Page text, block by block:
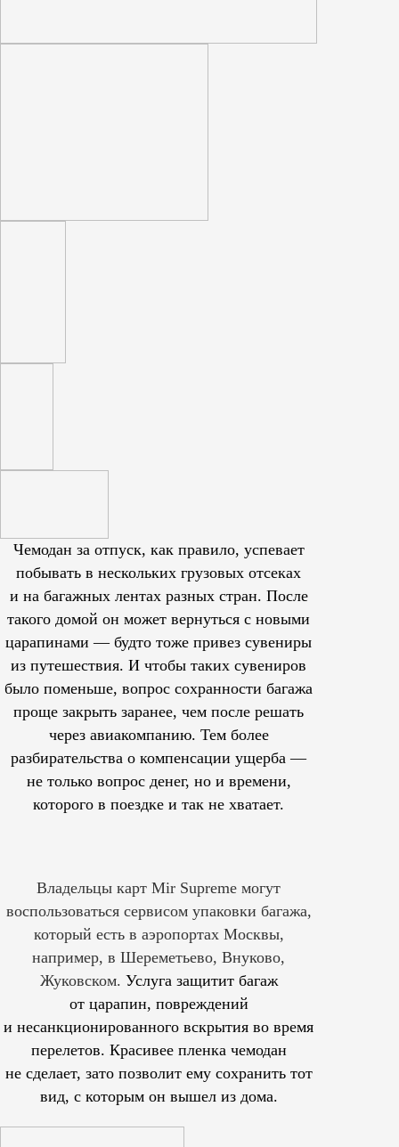
Чемодан за отпуск, как правило, успевает
побывать в нескольких грузовых отсеках
и на багажных лентах разных стран. После
такого домой он может вернуться с новыми
царапинами — будто тоже привез сувениры
из путешествия. И чтобы таких сувениров
было поменьше, вопрос сохранности багажа
проще закрыть заранее, чем после решать
через авиакомпанию. Тем более
разбирательства о компенсации ущерба —
не только вопрос денег, но и времени,
которого в поездке и так не хватает.
Владельцы карт Mir Supreme могут
воспользоваться сервисом упаковки багажа,
который есть в аэропортах Москвы,
например, в Шереметьево, Внуково,
Жуковском. Услуга защитит багаж
от царапин, повреждений
и несанкционированного вскрытия во время
перелетов. Красивее пленка чемодан
не сделает, зато позволит ему сохранить тот
вид, с которым он вышел из дома.